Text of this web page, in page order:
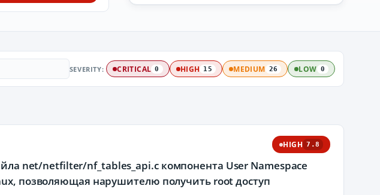
SEVERITY: CRITICAL 0 HIGH 15 MEDIUM 26 LOW 0
HIGH 7.8
net/netfilter/nf_tables_api.c компонента User Namespace
позволяющая нарушителю получить root доступ